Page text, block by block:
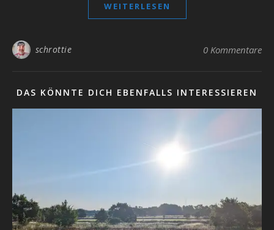
WEITERLESEN
schrottie 0 Kommentare
DAS KÖNNTE DICH EBENFALLS INTERESSIEREN